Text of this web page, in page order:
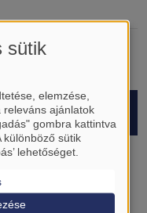
sütik
elemzése,
ajánlatok
gombra kattintva
különböző sütik
lehetőséget.